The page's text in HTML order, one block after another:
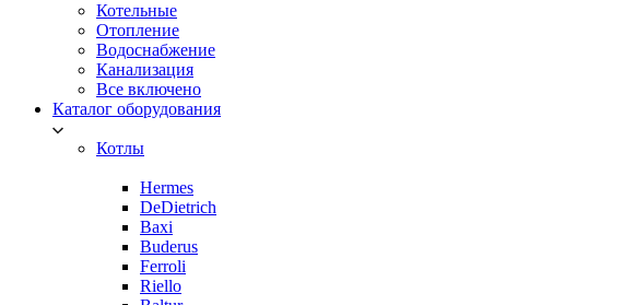
Котельные
Отопление
Водоснабжение
Канализация
Все включено
Каталог оборудования
Котлы
Hermes
DeDietrich
Baxi
Buderus
Ferroli
Riello